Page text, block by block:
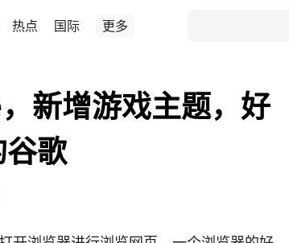
热点 国际 更多
新增游戏主题，好
歌